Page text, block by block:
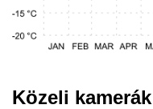
Közeli kamerák